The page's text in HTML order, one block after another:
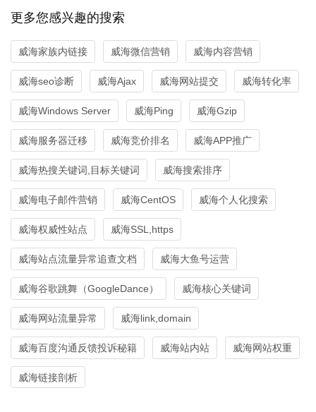
更多您感兴趣的搜索
威海家族内链接 威海微信营销 威海内容营销
威海seo诊断 威海Ajax 威海网站提交 威海转化率
威海Windows Server 威海Ping 威海Gzip
威海服务器迁移 威海竞价排名 威海APP推广
威海热搜关键词,目标关键词 威海搜索排序
威海电子邮件营销 威海CentOS 威海个人化搜索
威海权威性站点 威海SSL,https
威海站点流量异常追查文档 威海大鱼号运营
威海谷歌跳舞（GoogleDance） 威海核心关键词
威海网站流量异常 威海link,domain
威海百度沟通反馈投诉秘籍 威海站内站 威海网站权重
威海链接剖析